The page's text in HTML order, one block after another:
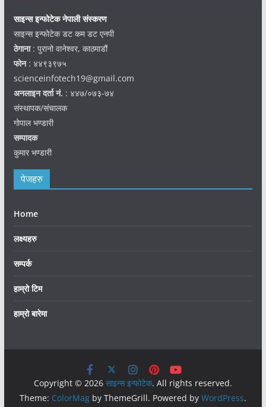
साइन्स इन्फोटेक नेपाली संस्करण
साइन्स इन्फोटेक डट कम डट एनपी
ठेगाना: पुरानो वानेश्वर, काठमाडौं
फोन: ४४९३९७५
scienceinfotech19@gmail.com
अनलाइन दर्ता नं. : ४४७/०७३-७४
संस्थापक/संचालक
गोपाल भण्डारी
सम्पादक
कुमार भण्डारी
पेजहरु
Home
लक्ष्यहरु
सम्पर्क
हाम्रो टिम
हाम्रो बारेमा
Copyright © 2026 साइन्स इन्फोटेक. All rights reserved.
Theme: ColorMagby ThemeGrill. Powered by WordPress.